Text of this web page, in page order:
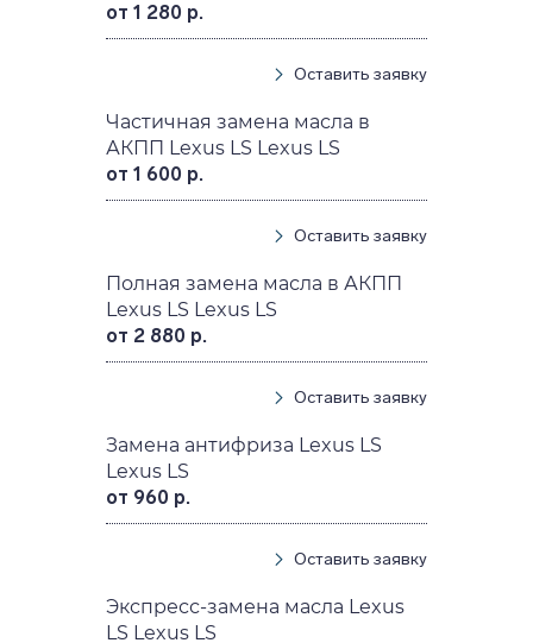
от 1 280 р.
Оставить заявку
Частичная замена масла в
АКПП Lexus LS Lexus LS
от 1 600 р.
Оставить заявку
Полная замена масла в АКПП
Lexus LS Lexus LS
от 2 880 р.
Оставить заявку
Замена антифриза Lexus LS
Lexus LS
от 960 р.
Оставить заявку
Экспресс-замена масла Lexus
LS Lexus LS